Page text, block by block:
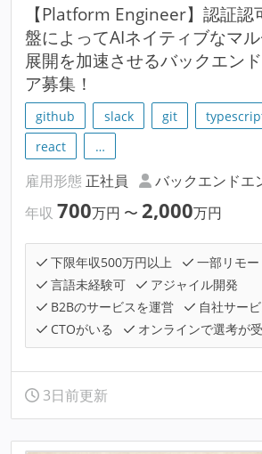
【Platform Engineer】認証認
盤によってAIネイティブなマ
展開を加速させるバックエン
ア募集！
github slack git
react
…
雇用形態 正社員 バックエンドエ
年収 700万円 〜 2,000万円
下限年収500万円以上
一部リモ
言語未経験可
アジャイル開発
B2Bのサービスを運営
自社サー
CTOがいる
オンラインで選考が
3日前更新